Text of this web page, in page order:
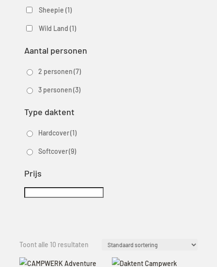
Sheepie (1)
Wild Land (1)
Aantal personen
2 personen (7)
3 personen (3)
Type daktent
Hardcover(1)
Softcover(9)
Prijs
Toont alle 10 resultaten